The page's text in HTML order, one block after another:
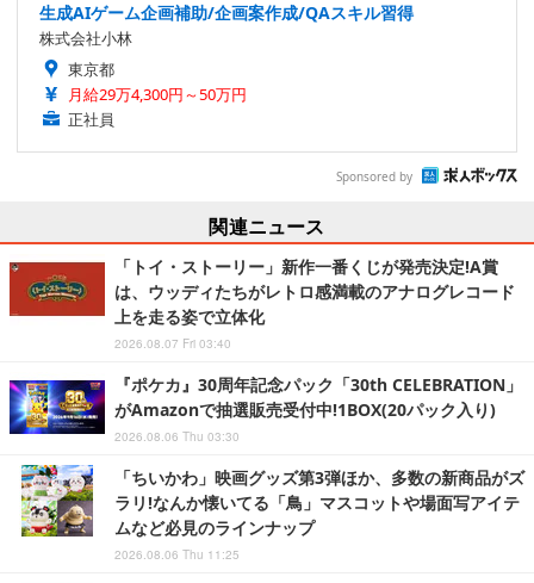
生成AIゲーム企画補助/企画案作成/QAスキル習得
株式会社小林
東京都
月給29万4,300円～50万円
正社員
Sponsored by
関連ニュース
「トイ・ストーリー」新作一番くじが発売決定!A賞
は、ウッディたちがレトロ感満載のアナログレコード
上を走る姿で立体化
2026.08.07 Fri 03:40
『ポケカ』30周年記念パック「30th CELEBRATION」
がAmazonで抽選販売受付中!1BOX(20パック入り)
2026.08.06 Thu 03:30
「ちいかわ」映画グッズ第3弾ほか、多数の新商品がズ
ラリ!なんか懐いてる「鳥」マスコットや場面写アイテ
ムなど必見のラインナップ
2026.08.06 Thu 11:25